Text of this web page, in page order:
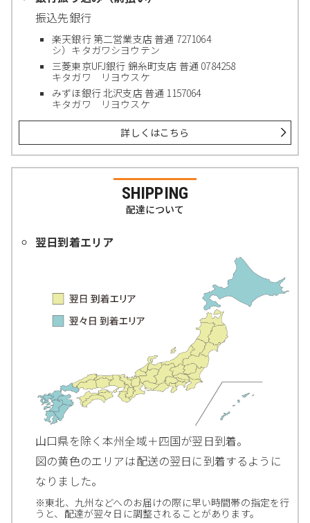
振込先銀行
楽天銀行 第二営業支店 普通 7271064
シ）キタガワシヨウテン
三菱東京UFJ銀行 錦糸町支店 普通 0784258
キタガワ リヨウスケ
みずほ銀行 北沢支店 普通 1157064
キタガワ リヨウスケ
詳しくはこちら
SHIPPING
配達について
翌日到着エリア
山口県を除く本州全域＋四国が翌日到着。
図の黄色のエリアは配送の翌日に到着するように
なりました。
※東北、九州などへのお届けの際に早い時間帯の指定を行
うと、配達が翌々日に調整されることがあります。